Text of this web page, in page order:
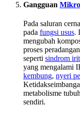
Gangguan
Pada saluran
pada fungsi usus.
mengubah
proses
seperti sindrom
yang mengalami
kembung, nyeri
metabolisme
sendiri.